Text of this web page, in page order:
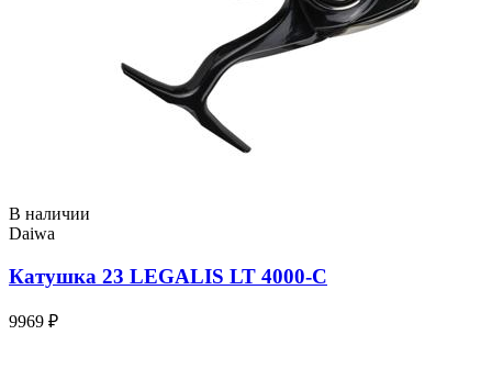
В наличии
Daiwa
Катушка 23 LEGALIS LT 4000-C
9969 ₽